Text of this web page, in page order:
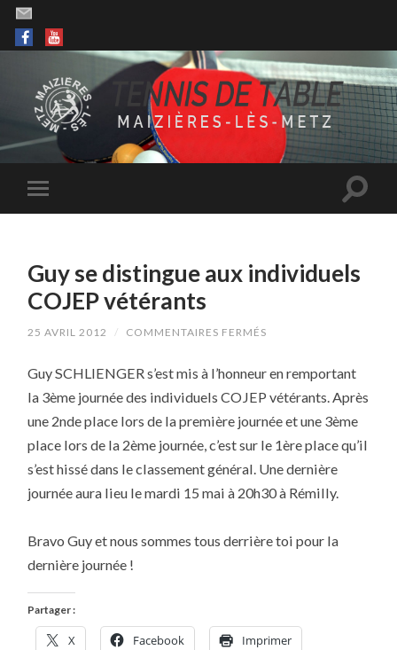
Guy se distingue aux individuels
COJEP vétérants
25 AVRIL 2012 / COMMENTAIRES FERMÉS
DISTINGUE
INDIVIDUELS
VÉTÉRANTS
Guy SCHLIENGER s’est mis à l’honneur en remportant
la 3ème journée des individuels COJEP vétérants. Après
une 2nde place lors de la première journée et une 3ème
place lors de la 2ème journée, c’est sur le 1ère place qu’il
s’est hissé dans le classement général. Une dernière
journée aura lieu le mardi 15 mai à 20h30 à Rémilly.
Bravo Guy et nous sommes tous derrière toi pour la
dernière journée !
Partager :
X Facebook Imprimer